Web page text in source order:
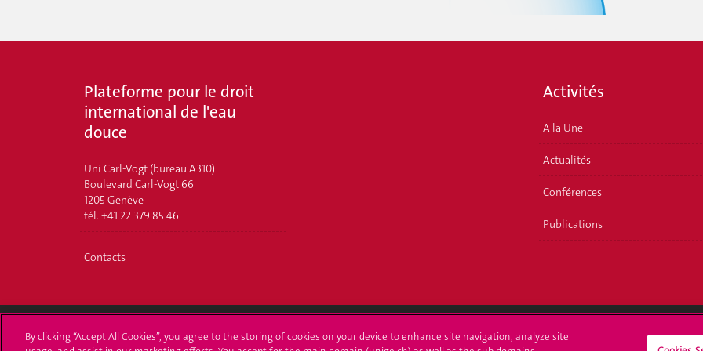
Plateforme pour le droit
international de l'eau
douce
Uni Carl-Vogt (bureau A310)
Boulevard Carl-Vogt 66
1205 Genève
tél. +41 22 379 85 46
Contacts
Activités
A la Une
Actualités
Conférences
Publications
By clicking “Accept All Cookies”, you agree to the storing of cookies on your device to enhance site navigation, analyze site